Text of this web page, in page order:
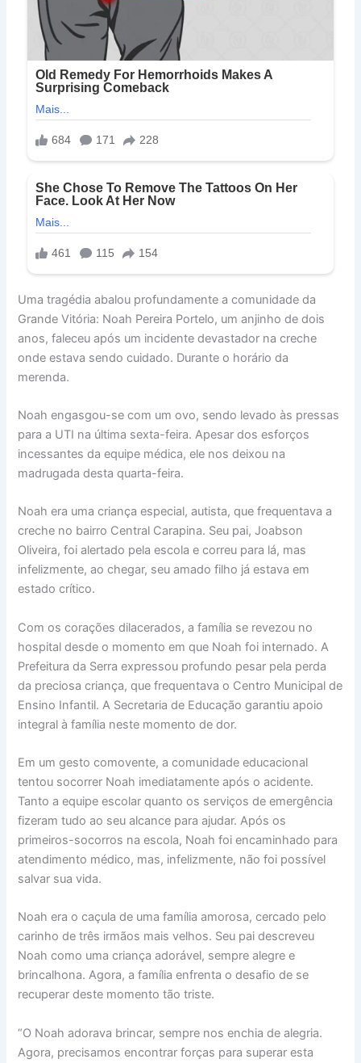
Uma tragédia abalou profundamente a comunidade da
Grande Vitória: Noah Pereira Portelo, um anjinho de dois
anos, faleceu após um incidente devastador na creche
onde estava sendo cuidado. Durante o horário da
merenda.
Noah engasgou-se com um ovo, sendo levado às pressas
para a UTI na última sexta-feira. Apesar dos esforços
incessantes da equipe médica, ele nos deixou na
madrugada desta quarta-feira.
Noah era uma criança especial, autista, que frequentava a
creche no bairro Central Carapina. Seu pai, Joabson
Oliveira, foi alertado pela escola e correu para lá, mas
infelizmente, ao chegar, seu amado filho já estava em
estado crítico.
Com os corações dilacerados, a família se revezou no
hospital desde o momento em que Noah foi internado. A
Prefeitura da Serra expressou profundo pesar pela perda
da preciosa criança, que frequentava o Centro Municipal de
Ensino Infantil. A Secretaria de Educação garantiu apoio
integral à família neste momento de dor.
Em um gesto comovente, a comunidade educacional
tentou socorrer Noah imediatamente após o acidente.
Tanto a equipe escolar quanto os serviços de emergência
fizeram tudo ao seu alcance para ajudar. Após os
primeiros-socorros na escola, Noah foi encaminhado para
atendimento médico, mas, infelizmente, não foi possível
salvar sua vida.
Noah era o caçula de uma família amorosa, cercado pelo
carinho de três irmãos mais velhos. Seu pai descreveu
Noah como uma criança adorável, sempre alegre e
brincalhona. Agora, a família enfrenta o desafio de se
recuperar deste momento tão triste.
“O Noah adorava brincar, sempre nos enchia de alegria.
Agora, precisamos encontrar forças para superar esta